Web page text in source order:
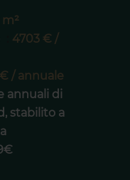
m²
4703 € /
€ / annuale
annuali di
stabilito a